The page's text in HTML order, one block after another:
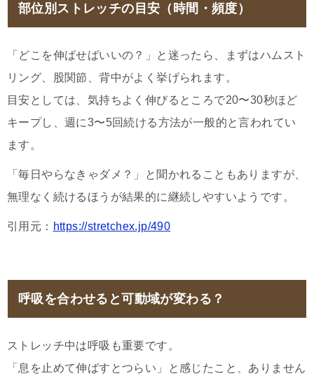
部位別ストレッチの目安（時間・頻度）
「どこを伸ばせばいいの？」と迷ったら、まずはハムスト
リング、股関節、背中がよく挙げられます。
目安としては、気持ちよく伸びるところで20〜30秒ほど
キープし、週に3〜5回続ける方法が一般的と言われてい
ます。
「毎日やらなきゃダメ？」と聞かれることもありますが、
無理なく続けるほうが結果的に継続しやすいようです。
引用元： https://stretchex.jp/490
呼吸を合わせると可動域が変わる？
ストレッチ中は呼吸も重要です。
「息を止めて伸ばすとつらい」と感じたこと、ありません